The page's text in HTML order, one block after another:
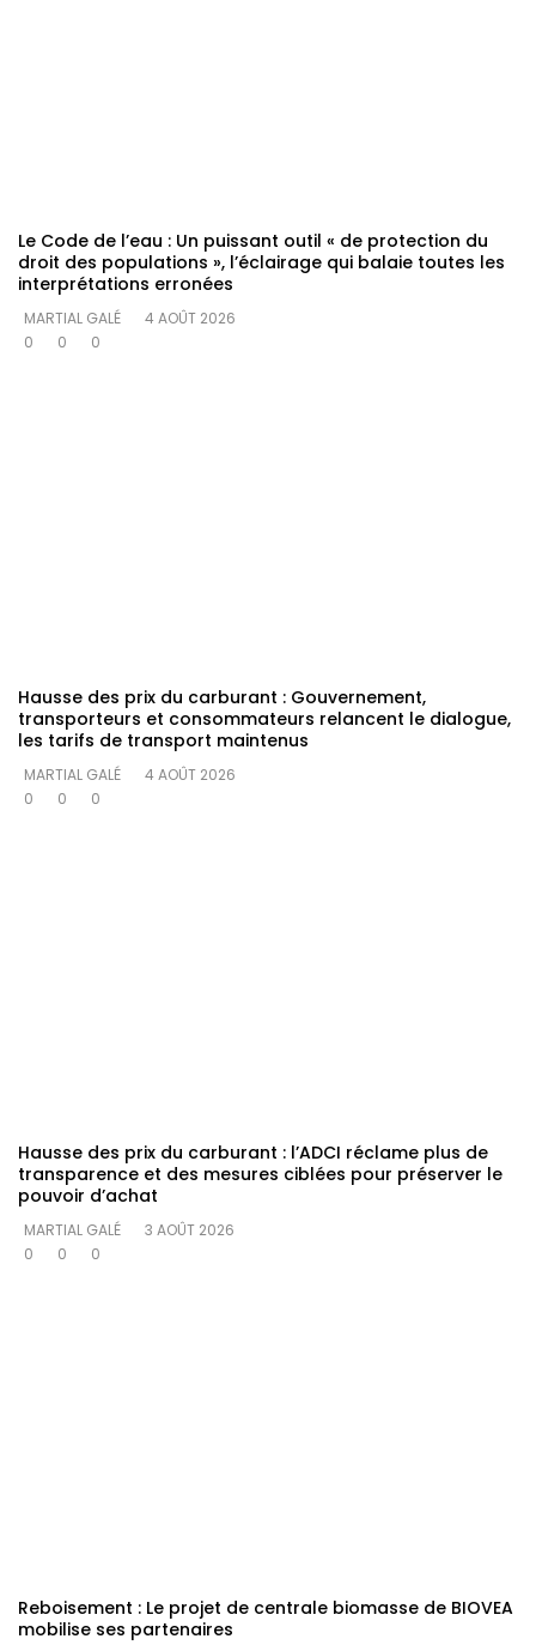
Le Code de l’eau : Un puissant outil « de protection du
droit des populations », l’éclairage qui balaie toutes les
interprétations erronées
MARTIAL GALÉ
4 AOÛT 2026
0
0 0
Hausse des prix du carburant : Gouvernement,
transporteurs et consommateurs relancent le dialogue,
les tarifs de transport maintenus
MARTIAL GALÉ
4 AOÛT 2026
0
0 0
Hausse des prix du carburant : l’ADCI réclame plus de
transparence et des mesures ciblées pour préserver le
pouvoir d’achat
MARTIAL GALÉ
3 AOÛT 2026
0
0 0
Reboisement : Le projet de centrale biomasse de BIOVEA
mobilise ses partenaires